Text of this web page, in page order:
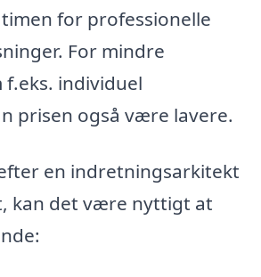
for professionelle
For mindre
individuel
prisen også være lavere.
en indretningsarkitekt
kan det være nyttigt at